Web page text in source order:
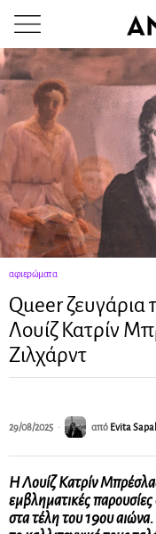
αφιερώματα
Queer ζευγάρια
Λουίζ Κατρίν
Ζιλχάρντ
29/08/2025 από Evita
Η Λουίζ Κατρίν
εμβληματικές
στα τέλη του 19ου αιώνα.